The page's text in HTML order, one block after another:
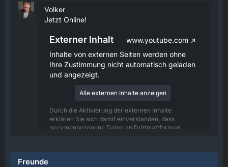
Volker
Jetzt Online!
Externer Inhalt
www.youtube.com
Inhalte von externen Seiten werden ohne
Ihre Zustimmung nicht automatisch geladen
und angezeigt.
Alle externen Inhalte anzeigen
Durch die Aktivierung der externen Inhalte
erklären Sie sich damit einverstanden, dass
personenbezogene Daten an Drittplattformen
Verfügung gestellt.
Freunde